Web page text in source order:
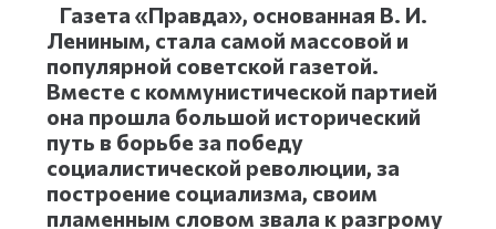
Газета «Правда», основанная В. И.
Лениным, стала самой массовой и
популярной советской газетой.
Вместе с коммунистической партией
она прошла большой исторический
путь в борьбе за победу
социалистической революции, за
построение социализма, своим
пламенным словом звала к разгрому